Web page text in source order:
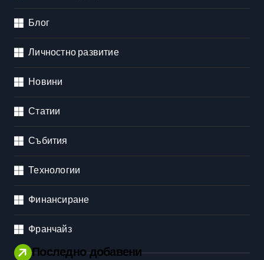
Блог
Личностно развитие
Новини
Статии
Събития
Технологии
Финансиране
Франчайз
Последно добавени